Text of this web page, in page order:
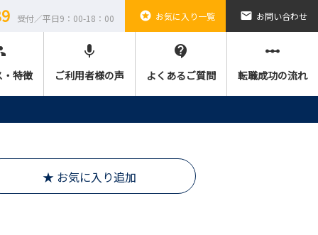
受付／平日9：00-18：00 stars お気に入り一覧 email お問い合わせ
特徴
mic
ご利用者様の声
contact_support
よくあるご質問
linear_scale
転職成功の流れ
★ お気に入り追加